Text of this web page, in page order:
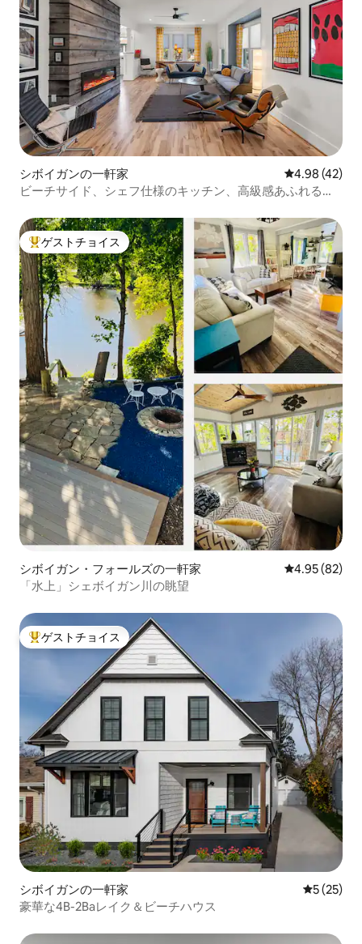
シボイガンの一軒家 レビュー42
4.98 (42)
ビーチサイド、シェフ仕様のキッチン、高級感あふれる空
大好評のゲストチョイスです。
ゲストチョイス
シボイガン・フォールズの一軒家 レビュー82
4.95 (82)
「水上」シェボイガン川の眺望
大好評のゲストチョイスです。
ゲストチョイス
シボイガンの一軒家 レビュー
5 (25)
豪華な4B-2Baレイク＆ビーチハウス